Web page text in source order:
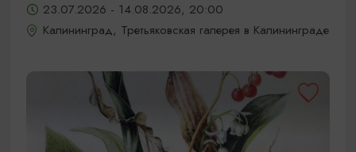
23.07.2026 - 14.08.2026, 20:00
Калининград, Третьяковская галерея в Калининграде